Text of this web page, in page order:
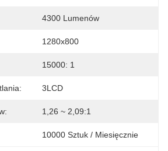
4300 Lumenów
1280x800
15000: 1
3LCD
1,26 ~ 2,09:1
10000 Sztuk / Miesięcznie